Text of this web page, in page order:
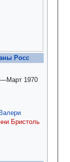
Росс
1970
Валери
Бристоль